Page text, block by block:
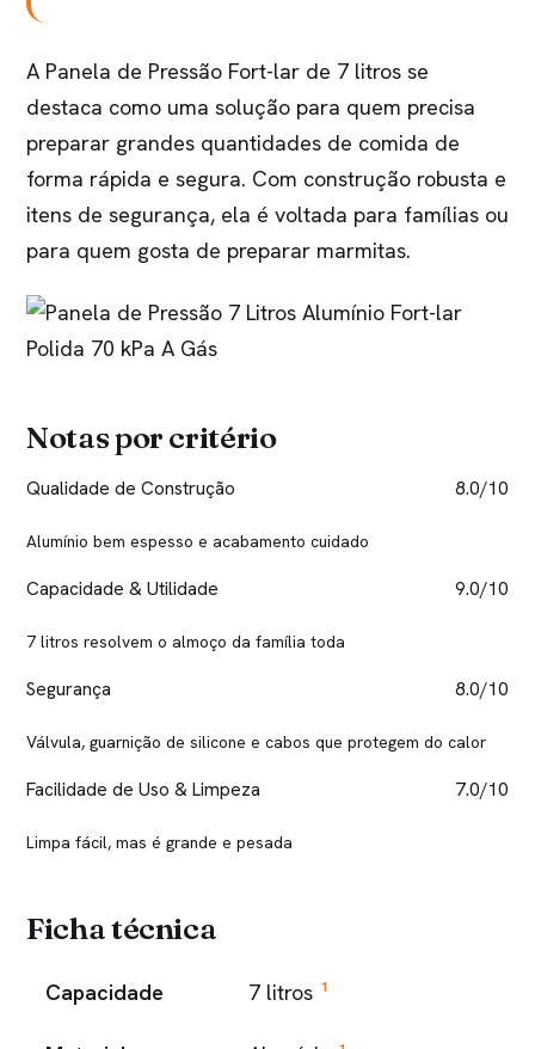
A Panela de Pressão Fort-lar de 7 litros se
destaca como uma solução para quem precisa
preparar grandes quantidades de comida de
forma rápida e segura. Com construção robusta e
itens de segurança, ela é voltada para famílias ou
para quem gosta de preparar marmitas.
Notas por critério
Qualidade de Construção 8.0/10
Alumínio bem espesso e acabamento cuidado
Capacidade & Utilidade 9.0/10
7 litros resolvem o almoço da família toda
Segurança 8.0/10
Válvula, guarnição de silicone e cabos que protegem do calor
Facilidade de Uso & Limpeza 7.0/10
Limpa fácil, mas é grande e pesada
Ficha técnica
Capacidade 7 litros 1